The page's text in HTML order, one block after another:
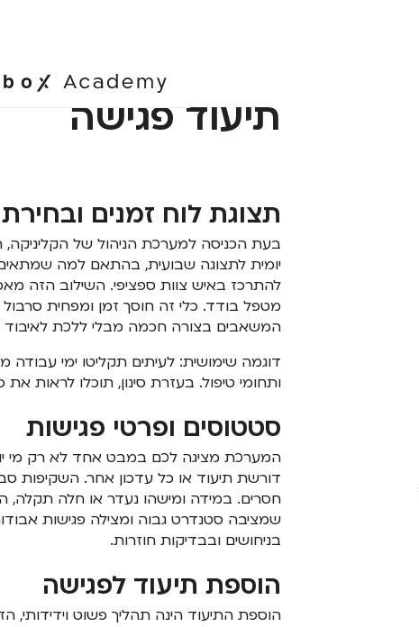
תיעוד פגישה
תצוגת לוח זמנים
בעת הכניסה למערכת הניהול של הקליניקה,
יומית לתצוגה שבועית, בהתאם למה
להתרכז באיש צוות ספציפי. השילוב הזה
מטפל בודד. כלי זה חוסך זמן ומפחית
המשאבים בצורה חכמה מבלי ללכת לאיבוד
דוגמה שימושית: לעיתים תקליטו ימי
ותחומי טיפול. בעזרת סינון, תוכלו לראות
סטטוסים ופרטי פגישות
המערכת מציגה לכם במבט אחד לא רק מי
דורשת תיעוד או כל עדכון אחר. השקיפות
חסרים. במידה ומישהו נעדר או חלה תקלה,
שמציבה סטנדרט גבוה ומצילה פגישות
בניחושים ובבדיקות חוזרות.
הוספת תיעוד לפגישה
הוספת התיעוד הינה תהליך פשוט וידידותי,